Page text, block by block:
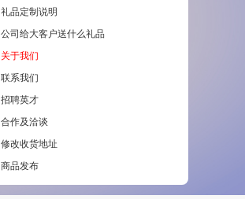
礼品定制说明
公司给大客户送什么礼品
关于我们
联系我们
招聘英才
合作及洽谈
修改收货地址
商品发布